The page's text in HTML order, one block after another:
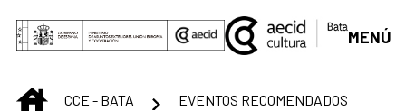
Saltar al contenido principal
MENÚ
INICIOCCE - BATA
EVENTOS RECOMENDADOS